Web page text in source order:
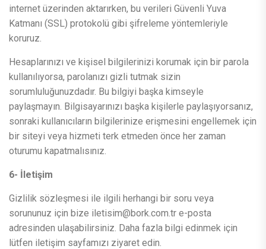
internet üzerinden aktarırken, bu verileri Güvenli Yuva
Katmanı (SSL) protokolü gibi şifreleme yöntemleriyle
koruruz.
Hesaplarınızı ve kişisel bilgilerinizi korumak için bir parola
kullanılıyorsa, parolanızı gizli tutmak sizin
sorumluluğunuzdadır. Bu bilgiyi başka kimseyle
paylaşmayın. Bilgisayarınızı başka kişilerle paylaşıyorsanız,
sonraki kullanıcıların bilgilerinize erişmesini engellemek için
bir siteyi veya hizmeti terk etmeden önce her zaman
oturumu kapatmalısınız.
6- İletişim
Gizlilik sözleşmesi ile ilgili herhangi bir soru veya
sorununuz için bize iletisim@bork.com.tr e-posta
adresinden ulaşabilirsiniz. Daha fazla bilgi edinmek için
lütfen iletişim sayfamızı ziyaret edin.